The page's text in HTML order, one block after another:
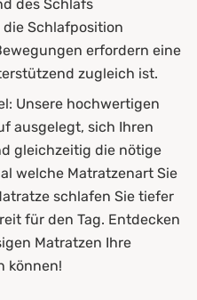
des Schlafs
Schlafposition
erfordern eine
zugleich ist.
Unsere hochwertigen
ausgelegt, sich Ihren
gleichzeitig die nötige
welche Matratzenart Sie
schlafen Sie tiefer
für den Tag. Entdecken
Matratzen Ihre
können!